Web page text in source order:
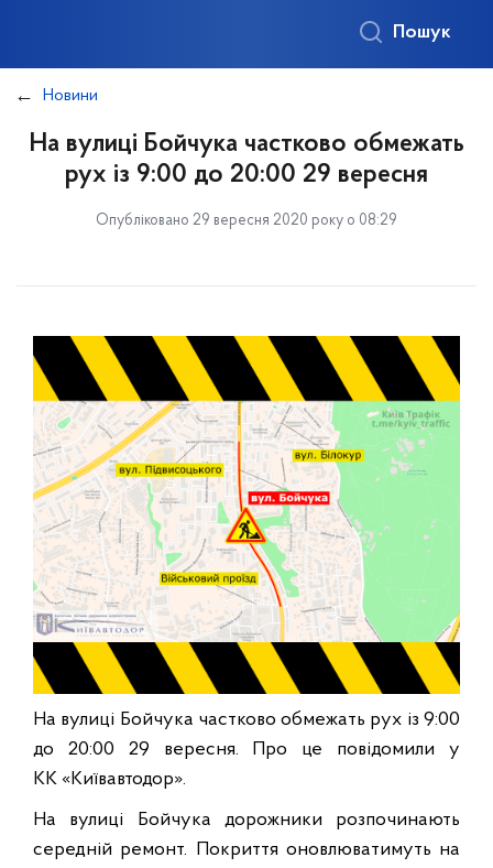
Пошук
Новини
На вулиці Бойчука частково обмежать
рух із 9:00 до 20:00 29 вересня
Опубліковано 29 вересня 2020 року о 08:29
На вулиці Бойчука частково обмежать рух із 9:00
до 20:00 29 вересня. Про це повідомили у
КК «Київавтодор».
На вулиці Бойчука дорожники розпочинають
середній ремонт. Покриття оновлюватимуть на